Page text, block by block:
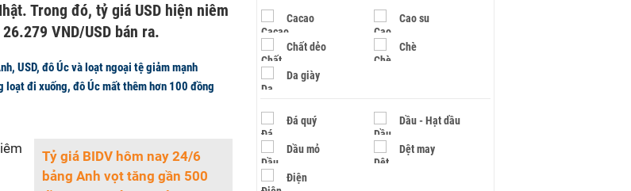
Trong đó, tỷ giá USD hiện niêm
VND/USD bán ra.
USD, đô Úc và loạt ngoại tệ giảm mạnh
đi xuống, đô Úc mất thêm hơn 100 đồng
Tỷ giá BIDV hôm nay 24/6
bảng Anh vọt tăng gần 500
Cacao Cao su
Chất dẻo Chè
Da giày
Đá quý Dầu - Hạt dầu
Dầu mỏ Dệt may
Điện